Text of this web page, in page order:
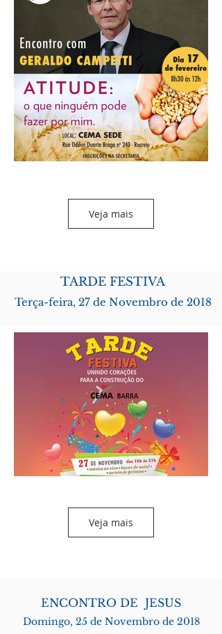
Veja mais
TARDE FESTIVA
Terça-feira, 27 de Novembro de 2018
Veja mais
ENCONTRO DE JESUS
Domingo, 25 de Novembro de 2018